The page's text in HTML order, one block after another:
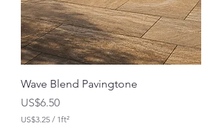
5
Wave Blend Pavingtone
價格
US$6.50
US$3.25 / 1ft²